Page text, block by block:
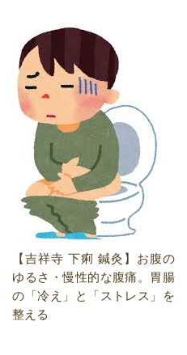
【吉祥寺 下痢 鍼灸】お腹の
ゆるさ・慢性的な腹痛。胃腸
の「冷え」と「ストレス」を
整える